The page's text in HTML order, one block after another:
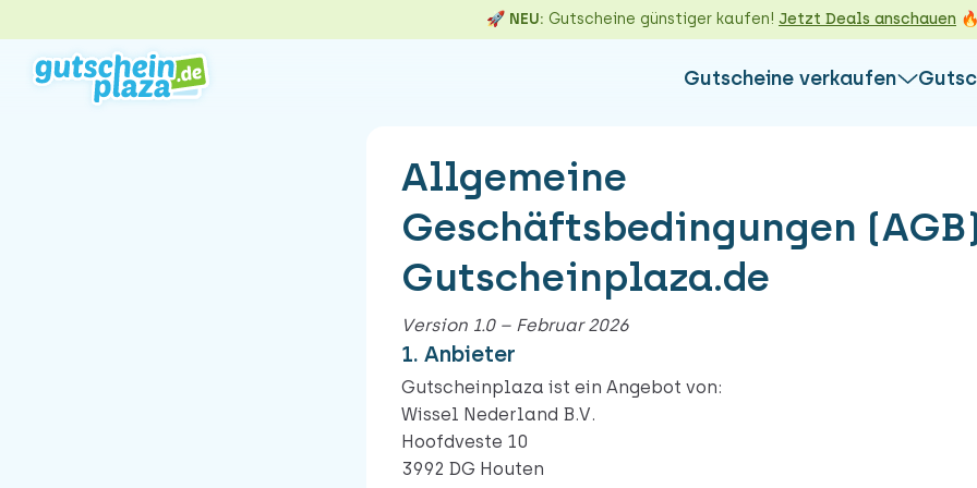
🚀 NEU: Gutscheine günstiger kaufen! Jetzt Deals anschauen 🔥
Gutscheine verkaufen
Gutschein gegen Geld
sicher. Meistens steht das Geld
Gutschein gegen Gutschein
Die Alternative zum Verkaufen:
Tausche deinen Gutschein gegen
Guthaben einer anderen Marke ein &
erfülle dir einen Wunsch!
Alles über
Allgemeine
Geschäftsbedingungen
Gutscheinplaza.de
Version 1.0 – Februar 2026
1. Anbieter
Gutscheinplaza ist ein Angebot von:
Wissel Nederland B.V.
Hoofdveste 10
3992 DG Houten